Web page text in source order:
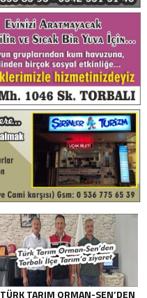
TÜRK TARIM ORMAN-SEN’DEN